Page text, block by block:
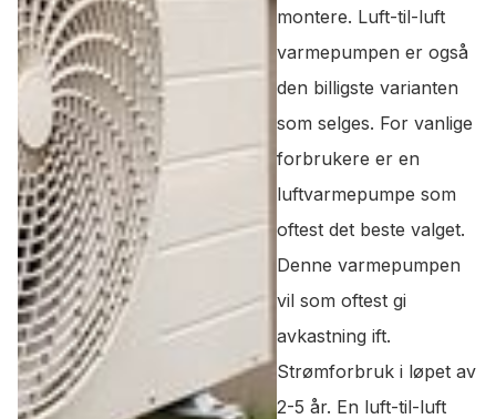
montere. Luft-til-luft
varmepumpen er også
den billigste varianten
som selges. For vanlige
forbrukere er en
luftvarmepumpe som
oftest det beste valget.
Denne varmepumpen
vil som oftest gi
avkastning ift.
Strømforbruk i løpet av
2-5 år. En luft-til-luft